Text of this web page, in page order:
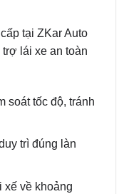
tại ZKar Auto
lái xe an toàn
soát tốc độ, tránh
trì đúng làn
xế về khoảng